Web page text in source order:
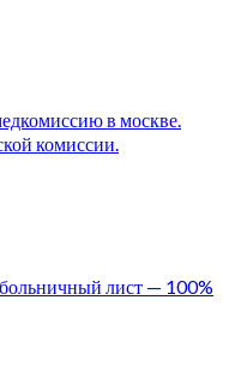
в москве.
комиссии.
лист — 100%